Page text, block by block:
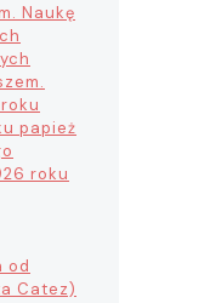
Naukę
papież
roku
od
Catez)